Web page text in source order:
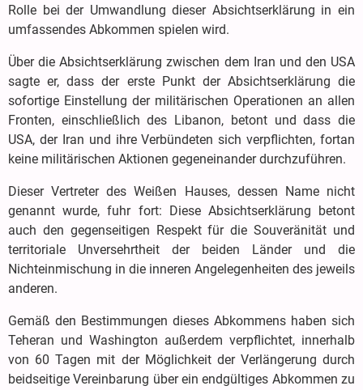
Rolle bei der Umwandlung dieser Absichtserklärung in ein
umfassendes Abkommen spielen wird.
Über die Absichtserklärung zwischen dem Iran und den USA
sagte er, dass der erste Punkt der Absichtserklärung die
sofortige Einstellung der militärischen Operationen an allen
Fronten, einschließlich des Libanon, betont und dass die
USA, der Iran und ihre Verbündeten sich verpflichten, fortan
keine militärischen Aktionen gegeneinander durchzuführen.
Dieser Vertreter des Weißen Hauses, dessen Name nicht
genannt wurde, fuhr fort: Diese Absichtserklärung betont
auch den gegenseitigen Respekt für die Souveränität und
territoriale Unversehrtheit der beiden Länder und die
Nichteinmischung in die inneren Angelegenheiten des jeweils
anderen.
Gemäß den Bestimmungen dieses Abkommens haben sich
Teheran und Washington außerdem verpflichtet, innerhalb
von 60 Tagen mit der Möglichkeit der Verlängerung durch
beidseitige Vereinbarung über ein endgültiges Abkommen zu